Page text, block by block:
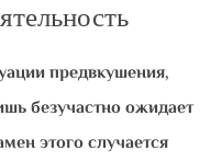
предвкушения,
безучастно ожидает
этого случается